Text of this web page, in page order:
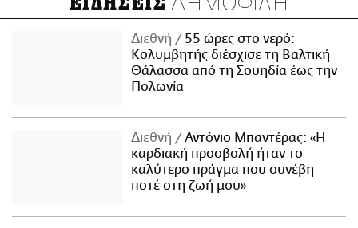
Διεθνή
55 ώρες στο νερό:
Κολυμβητής διέσχισε τη Βαλτική
Θάλασσα από τη Σουηδία έως την
Πολωνία
Διεθνή
Αντόνιο Μπαντέρας: «Η
καρδιακή προσβολή ήταν το
καλύτερο πράγμα που συνέβη
ποτέ στη ζωή μου»